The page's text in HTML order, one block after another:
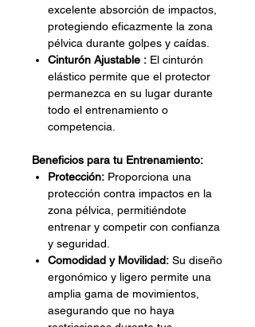
excelente absorción de impactos,
protegiendo eficazmente la zona
pélvica durante golpes y caídas.
Cinturón Ajustable : El cinturón
elástico permite que el protector
permanezca en su lugar durante
todo el entrenamiento o
competencia.
Beneficios para tu Entrenamiento:
Protección: Proporciona una
protección contra impactos en la
zona pélvica, permitiéndote
entrenar y competir con confianza
y seguridad.
Comodidad y Movilidad: Su diseño
ergonómico y ligero permite una
amplia gama de movimientos,
asegurando que no haya